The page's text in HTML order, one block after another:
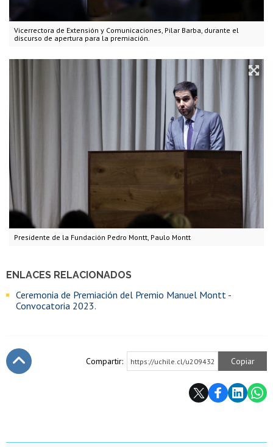
Vicerrectora de Extensión y Comunicaciones, Pilar Barba, durante el
discurso de apertura para la premiación.
Presidente de la Fundación Pedro Montt, Paulo Montt
ENLACES RELACIONADOS
Ceremonia de Premiación del Premio Manuel Montt -
Convocatoria 2023.
Compartir: https://uchile.cl/u209432 Copiar